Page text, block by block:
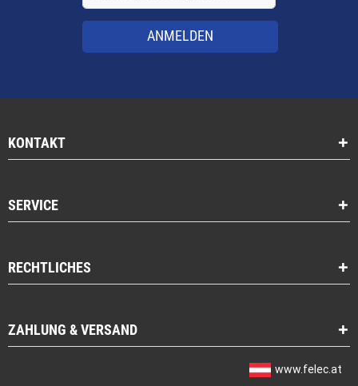
ANMELDEN
KONTAKT
SERVICE
RECHTLICHES
ZAHLUNG & VERSAND
www.felec.at